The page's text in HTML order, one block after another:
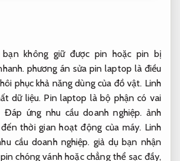
bạn không giữ được pin hoặc pin bị
phương án sửa pin laptop là điều
phục khả năng dùng của đồ vật. Linh
dữ liệu. Pin laptop là bộ phận có vai
Đáp ứng nhu cầu doanh nghiệp. ảnh
thời gian hoạt động của máy. Linh
cầu doanh nghiệp. giả dụ bạn nhận
chóng vánh hoặc chẳng thể sạc đầy,